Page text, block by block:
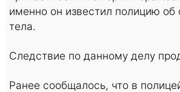
именно он известил полицию об
тела.
Следствие по данному делу
Ранее сообщалось, что в